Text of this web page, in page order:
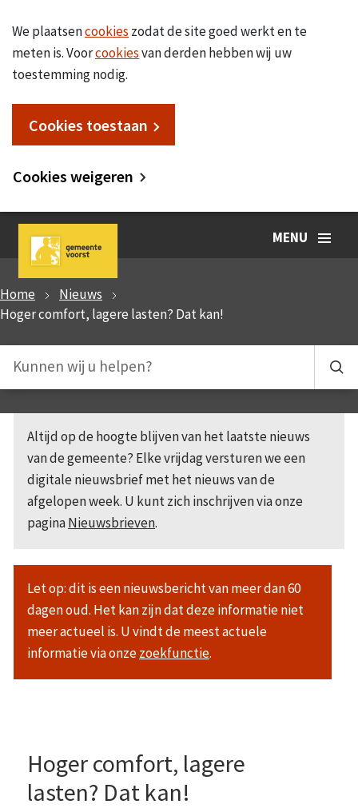
We plaatsencookies zodat de site goed werkt en te
meten is. Voorcookiesvan derden hebben wij uw
toestemming nodig.
Cookies toestaan
Cookies weigeren
MENU
Home
Nieuws
Hoger comfort, lagere lasten? Dat kan!
Altijd op de hoogte blijven van het laatste nieuws
van de gemeente? Elke vrijdag versturen we een
digitale nieuwsbrief met het nieuws van de
afgelopen week. U kunt zich inschrijven via onze
paginaNieuwsbrieven.
Let op: dit is een nieuwsbericht van meer dan 60
dagen oud. Het kan zijn dat deze informatie niet
meer actueel is. U vindt de meest actuele
informatie via onzezoekfunctie.
Hoger comfort, lagere
lasten? Dat kan!